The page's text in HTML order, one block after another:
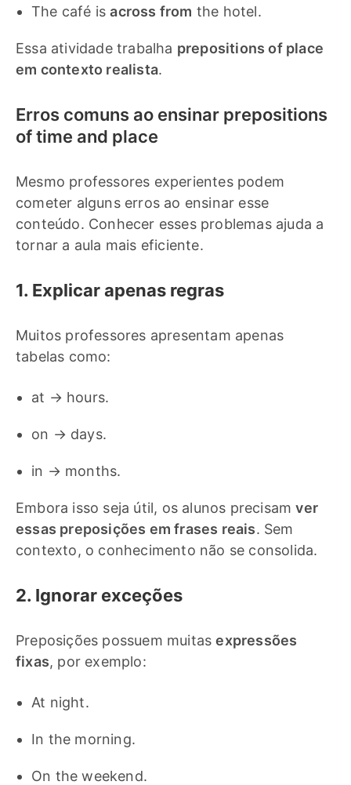
The café isacross from the hotel.
Essa atividade trabalha prepositions of place
em contexto realista.
Erros comuns ao ensinar prepositions
of time and place
Mesmo professores experientes podem
cometer alguns erros ao ensinar esse
conteúdo. Conhecer esses problemas ajuda a
tornar a aula mais eficiente.
1. Explicar apenas regras
Muitos professores apresentam apenas
tabelas como:
at → hours.
on → days.
in → months.
Embora isso seja útil, os alunos precisamver
essas preposições em frases reais. Sem
contexto, o conhecimento não se consolida.
2. Ignorar exceções
Preposições possuem muitasexpressões
fixas, por exemplo:
At night.
In the morning.
On the weekend.